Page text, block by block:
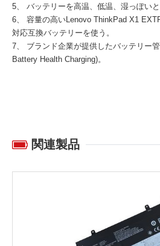
5、 バッテリーを高温、低温、湿っぽい
6、 容量の高いLenovo ThinkPad X1
対応互換バッテリーを使う。
7、 ブランド企業が提供したバッテリー
Battery Health Charging)。
関連製品